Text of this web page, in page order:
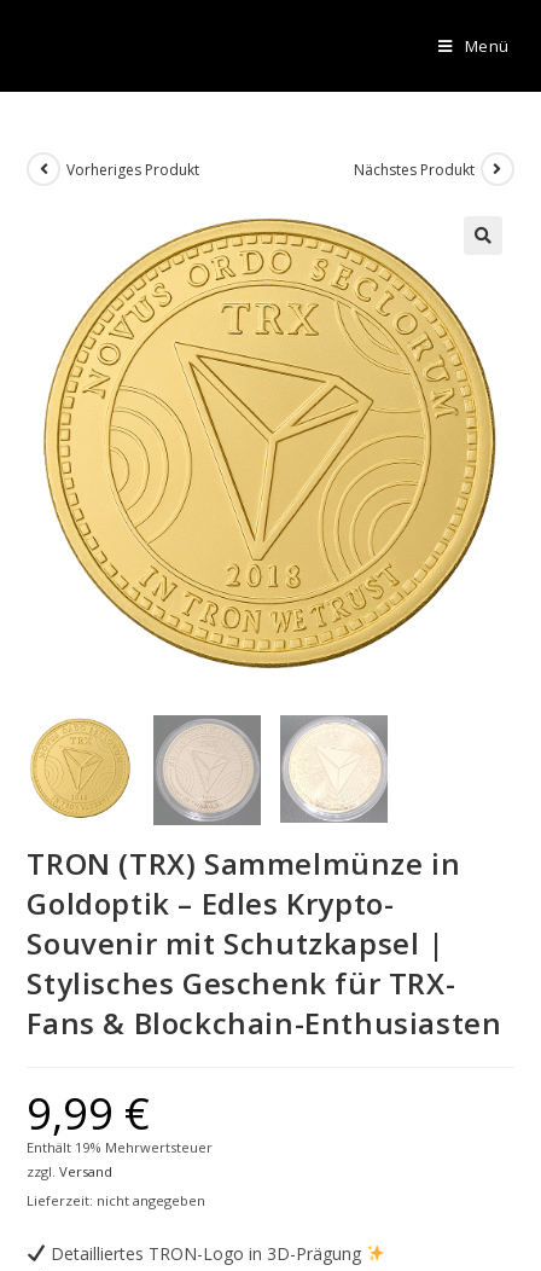
Menü
Vorheriges Produkt Nächstes Produkt
TRON (TRX) Sammelmünze in
Goldoptik – Edles Krypto-
Souvenir mit Schutzkapsel |
Stylisches Geschenk für TRX-
Fans & Blockchain-Enthusiasten
9,99 €
Enthält 19% Mehrwertsteuer
zzgl.Versand
Lieferzeit: nicht angegeben
Detailliertes TRON-Logo in 3D-Prägung